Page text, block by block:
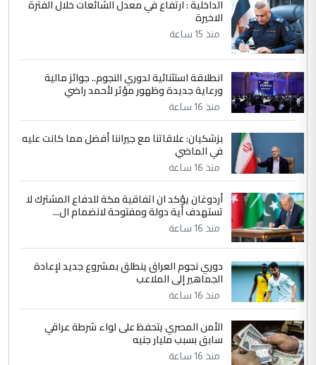
الموضوع :
الجواهري يرد على صدام حسين سل
مضجعيك يابن الزنا (نص كامل)
5 سردار
التعليق : واحد من عصابة علي ماما يسقط
جنسية الرافد الثالث للعراق ومن اصول عريقة
الموضوع :
الجواهري يرد على صدام حسين سل
مضجعيك يابن الزنا (نص كامل)
الداخلية : ارتفاع في معدل الشائعات خلال الفترة
الاخيرة
منذ 15 ساعة
انطلاقة استثنائية لدوري النجوم.. جوائز مالية
ورعاية جديدة وظهور مؤثر لأحمد راضي
منذ 16 ساعة
بزشكيان: علاقاتنا مع جيراننا أفضل مما كانت عليه
في الماضي
منذ 16 ساعة
أردوغان يؤكد ان اتفاقية مكة للدفاع المشترك لا
تستهدف أية دولة ومفتوحة لانضمام ال...
منذ 16 ساعة
دوري نجوم العراق ينطلق بمشروع جديد لإعادة
الجماهير إلى الملاعب
منذ 16 ساعة
الأمن المصري يتحفظ على لواء شرطة عراقي
سابق بسبب مليار جنيه
منذ 16 ساعة